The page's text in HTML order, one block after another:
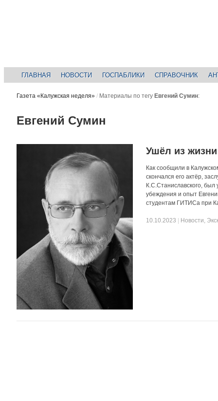
ГЛАВНАЯ НОВОСТИ ГОСПАБЛИКИ СПРАВОЧНИК
Газета «Калужская неделя» / Материалы по тегу Евгений Сумин:
Евгений Сумин
Ушёл из жизни
Как сообщили в
скончался его актёр,
К.С.Станиславского, был
убеждения и опыт
студентам ГИТИСа при
10.10.2023 Новости,